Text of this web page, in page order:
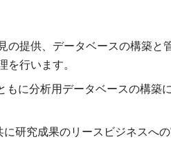
提供、データベースの構築
行います。
に分析用データベースの構築
研究成果のリースビジネスへの